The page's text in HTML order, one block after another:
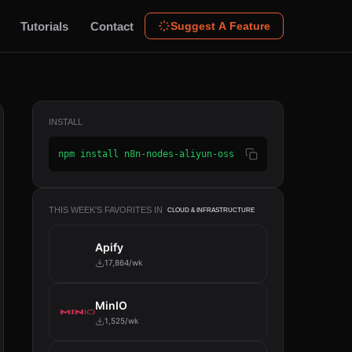
Tutorials Contact Suggest A Feature
INSTALL
npm install n8n-nodes-aliyun-oss
THIS WEEK'S FAVORITES IN CLOUD & INFRASTRUCTURE
Apify
17,864/wk
MinIO
1,525/wk